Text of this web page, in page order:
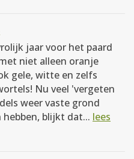
jaar voor het paard
niet alleen oranje
gele, witte en zelfs
Nu veel 'vergeten
weer vaste grond
blijkt dat... lees